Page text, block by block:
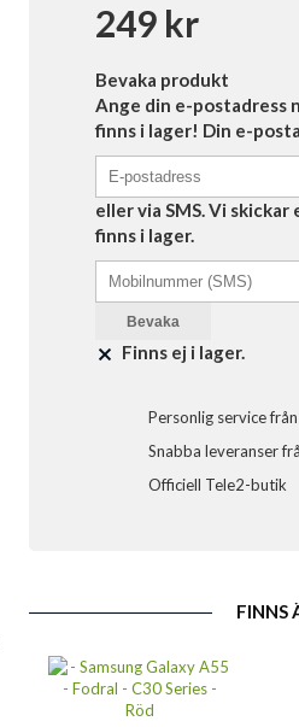
249 kr
Bevaka produkt
Ange din e-postadress
finns i lager! Din e-
eller via SMS. Vi
finns i lager.
Bevaka
Finns ej i lager.
Personlig service
Snabba leveranser
Officiell Tele2-butik
FINNS